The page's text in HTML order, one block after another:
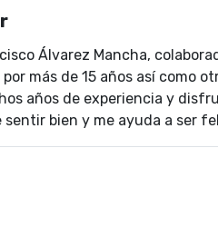
Álvarez Mancha,
por más de 15 años así como
años de experiencia y
sentir bien y me ayuda a ser